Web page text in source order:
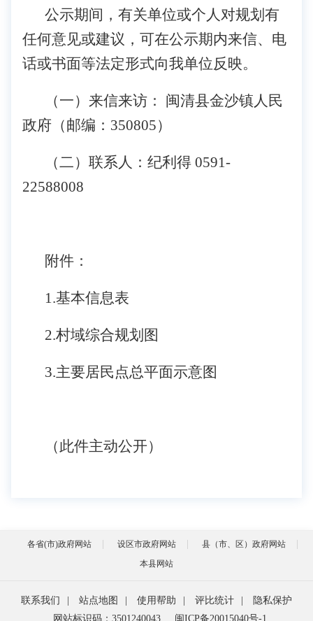
公示期间，有关单位或个人对规划有
任何意见或建议，可在公示期内来信、电
话或书面等法定形式向我单位反映。
（一）来信来访：
闽清县金沙镇人民
政府（邮编： 350805）
（二）联系人：纪利得 0591-
22588008
附件：
1.基本信息表
2.村域综合规划图
3.主要居民点总平面示意图
（此件主动公开）
各省(市)政府网站 设区市政府网站
县（市、区）政府网站
本县网站
联系我们 站点地图 使用帮助 评比统计
隐私保护
网站标识码：3501240043
闽ICP备20015040号-1